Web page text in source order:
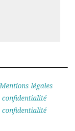
légales